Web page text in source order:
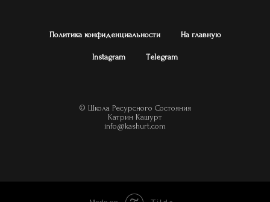
Политика конфиденциальности На главную
Instagram Тelegram
© Школа Ресурсного Состояния
Катрин Кашурт
info@kashurt.com